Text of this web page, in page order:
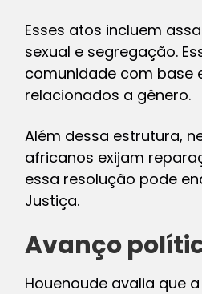
Esses atos incluem
sexual e segregação.
comunidade com base
relacionados a gênero.
Além dessa estrutura,
africanos exijam
essa resolução pode
Justiça.
Avanço
Houenoude avalia que